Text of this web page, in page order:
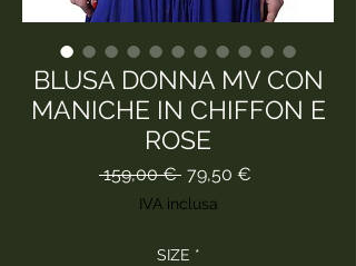
BLUSA DONNA MV CON
MANICHE IN CHIFFON E
ROSE
159,00 € Prezzo
regolare
79,50 €
IVA inclusa
SIZE *